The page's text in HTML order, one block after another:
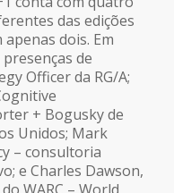
das edições
dois. Em
de
Officer da RG/A;
+ Bogusky de
Unidos; Mark
– consultoria
e Charles Dawson,